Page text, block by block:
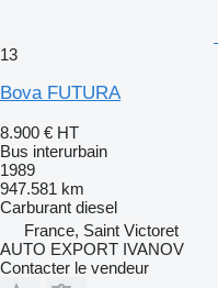
13
Bova FUTURA
8.900 € HT
Bus interurbain
1989
947.581 km
Carburant diesel
France, Saint Victoret
AUTO EXPORT IVANOV
Contacter le vendeur